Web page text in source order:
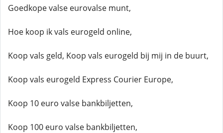
Goedkope valse eurovalse munt,
Hoe koop ik vals eurogeld online,
Koop vals geld, Koop vals eurogeld bij mij in de buurt,
Koop vals eurogeld Express Courier Europe,
Koop 10 euro valse bankbiljetten,
Koop 100 euro valse bankbiljetten,